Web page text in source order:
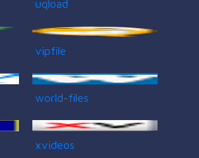
uqload
vipfile
world-files
xvideos